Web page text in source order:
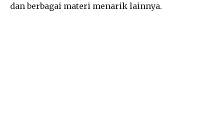
dan berbagai materi menarik lainnya.